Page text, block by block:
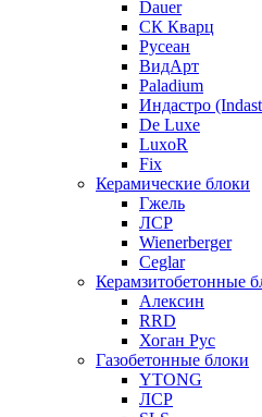
Dauer
СК Кварц
Русеан
ВидАрт
Paladium
Индастро
De Luxe
LuxoR
Fix
Керамические блоки
Гжель
ЛСР
Wienerberger
Ceglar
Керамзитобетонные
Алексин
RRD
Хоган Рус
Газобетонные блоки
YTONG
ЛСР